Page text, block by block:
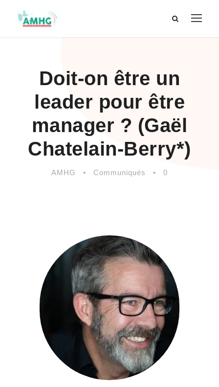
Doit-on être un
leader pour être
manager ? (Gaël
Chatelain-Berry*)
AMHG • Communiqués • 0